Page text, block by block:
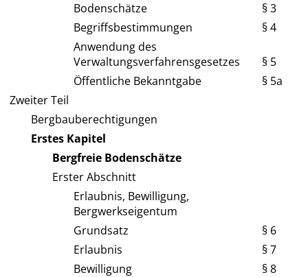
Bodenschätze
§ 3
Begriffsbestimmungen
§ 4
Anwendung des
Verwaltungsverfahrensgesetzes
§ 5
Öffentliche Bekanntgabe
§ 5a
Zweiter Teil
Bergbauberechtigungen
Erstes Kapitel
Bergfreie Bodenschätze
Erster Abschnitt
Erlaubnis, Bewilligung,
Bergwerkseigentum
Grundsatz
§ 6
Erlaubnis
§ 7
Bewilligung
§ 8